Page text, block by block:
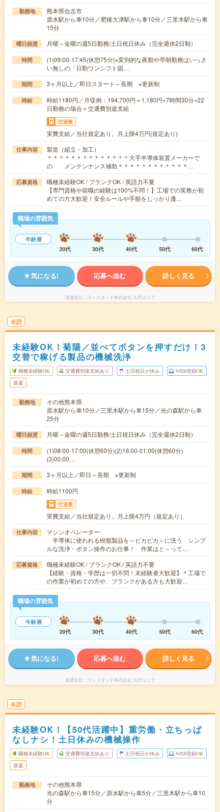
勤務地
熊本県合志市
原水駅から車10分／肥後大津駅から車10分／三里木駅から車
15分
曜日頻度 月曜～金曜の週5日勤務/土日祝日休み（完全週休2日制）
時間
(1)09:00-17:45(休憩75分)※変則的な夜勤や早朝勤務はいっさ
い無しの「日勤ワンシフト固…
期間 3ヶ月以上／即日スタート～長期 ※更新制
時給
時給1180円／月収例：194,700円＝1,180円×7時間30分×22
日勤務の場合＋交通費別途支給
交通費
実費支給／当社規定あり。月上限4万円(規定あり)
仕事内容
製造（組立・加工）
＊＊＊＊＊＊＊＊＊＊＊＊＊＊大手半導体装置メーカーで
の メンテンナンス補助＊＊＊＊＊＊＊＊＊＊＊＊…
応募資格
職種未経験OK / ブランクOK / 英語力不要
【専門資格や前職の経験は100%不問！】工場での実務が初
めての方大歓迎！安全ルールや手順をしっかり遵…
職場の雰囲気
年齢層
20代
30代 40代 50代 60代
気になる! 応募へ進む 詳しく見る
派遣会社 ランスタッド株式会社 九州エリア
未読
未経験OK！菊陽／並べてボタンを押すだけ！3
交替で稼げる製品の機械洗浄
職種未経験OK 交通費別途支給あり 土日祝日が休み WEB登録OK
派遣
勤務地
その他熊本県
原水駅から車10分／三里木駅から車15分／光の森駅から車
25分
曜日頻度 月曜～金曜の週5日勤務/土日祝日休み（完全週休2日制）
時間
(1)08:00-17:00(休憩60分)(2)16:00-01:00(休憩60分)
(3)00:00…
期間 3ヶ月以上／即日～長期 ※更新制
時給 時給1100円
交通費
実費支給／当社規定あり。月上限4万円（規定あり）
仕事内容
マシンオペレーター
半導体に使われる樹脂製品を～ピカピカ～に洗う シンプ
ルな洗浄・ボタン操作のお仕事！ 作業はと～って…
応募資格
職種未経験OK / ブランクOK / 英語力不要
【経験・資格・学歴は一切不問！未経験者大歓迎】＊工場で
の作業が初めての方や、ブランクがある方も大歓迎…
職場の雰囲気
年齢層
20代
30代 40代 50代 60代
気になる! 応募へ進む 詳しく見る
派遣会社 ランスタッド株式会社 九州エリア
未読
未経験OK！【50代活躍中】重労働・立ちっぱ
なしナシ！土日休みの機械操作
職種未経験OK 交通費別途支給あり 土日祝日が休み WEB登録OK
派遣
勤務地
その他熊本県
光の森駅から車15分／原水駅から車5分／三里木駅から車10
分